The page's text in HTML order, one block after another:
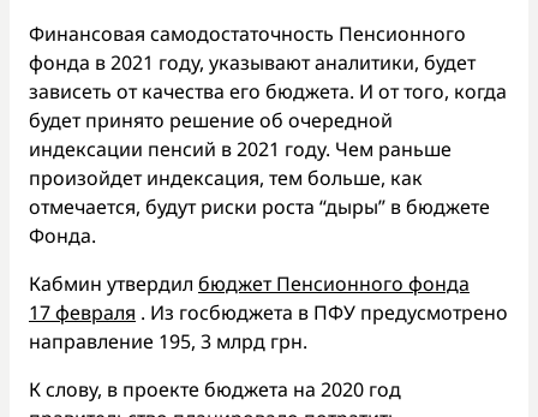
Финансовая самодостаточность Пенсионного
фонда в 2021 году, указывают аналитики, будет
зависеть от качества его бюджета. И от того, когда
будет принято решение об очередной
индексации пенсий в 2021 году. Чем раньше
произойдет индексация, тем больше, как
отмечается, будут риски роста “дыры” в бюджете
Фонда.
Кабмин утвердил бюджет Пенсионного фонда
17 февраля . Из госбюджета в ПФУ предусмотрено
направление 195, 3 млрд грн.
К слову, в проекте бюджета на 2020 год